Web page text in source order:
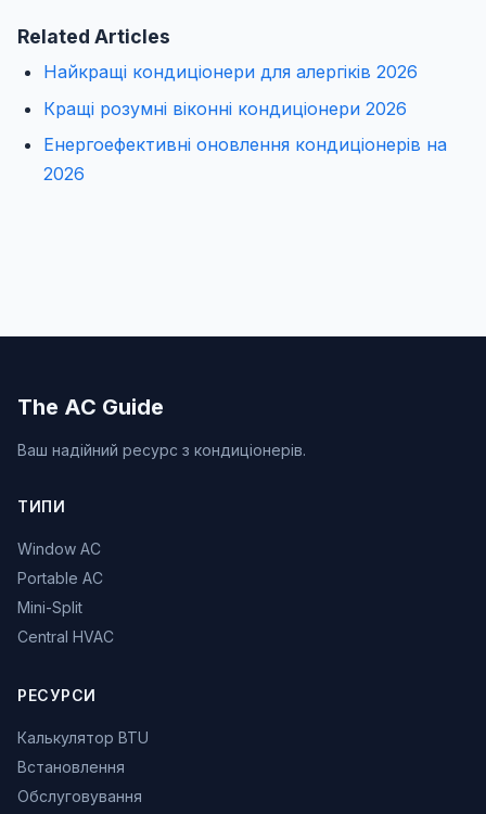
Related Articles
Найкращі кондиціонери для алергіків 2026
Кращі розумні віконні кондиціонери 2026
Енергоефективні оновлення кондиціонерів на
2026
The AC Guide
Ваш надійний ресурс з кондиціонерів.
ТИПИ
Window AC
Portable AC
Mini-Split
Central HVAC
РЕСУРСИ
Калькулятор BTU
Встановлення
Обслуговування